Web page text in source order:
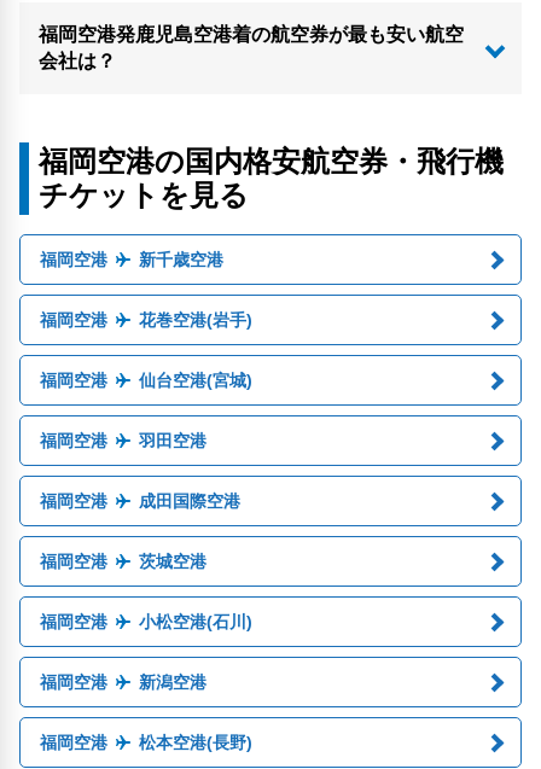
福岡空港発鹿児島空港着の航空券が最も安い航空
会社は？
福岡空港の国内格安航空券・飛行機
チケットを見る
福岡空港 新千歳空港
福岡空港 花巻空港(岩手)
福岡空港 仙台空港(宮城)
福岡空港 羽田空港
福岡空港 成田国際空港
福岡空港 茨城空港
福岡空港 小松空港(石川)
福岡空港 新潟空港
福岡空港 松本空港(長野)